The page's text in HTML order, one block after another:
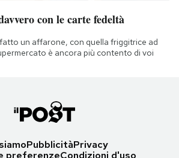
con le carte fedeltà
un affarone, con quella friggitrice ad
è ancora più contento di voi
PubblicitàPrivacy
preferenzeCondizioni d'uso